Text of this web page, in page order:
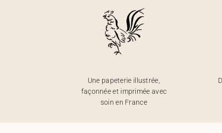
Une papeterie illustrée,
façonnée et imprimée avec
soin en France